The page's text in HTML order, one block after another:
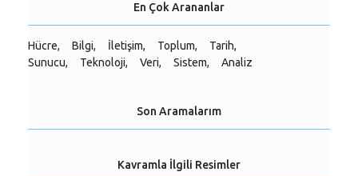
En Çok Arananlar
Hücre, Bilgi, İletişim, Toplum,
Tarih,
Sunucu,
Teknoloji, Veri, Sistem, Analiz
Son Aramalarım
Kavramla İlgili Resimler